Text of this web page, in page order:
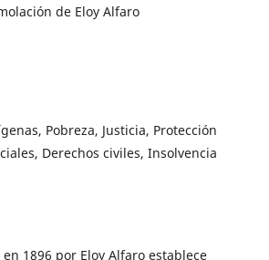
de Eloy Alfaro
Pobreza, Justicia, Protección
Derechos civiles, Insolvencia
1896 por Eloy Alfaro establece